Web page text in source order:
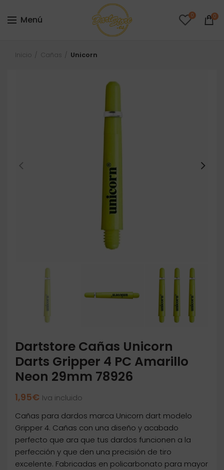
Menú 0 0
Inicio Cañas Unicorn
Dartstore Cañas Unicorn
Darts Gripper 4 PC Amarillo
Neon 29mm 78926
1,95€ Iva incluido
Cañas para dardos marca Unicorn dart modelo
Gripper 4. Cañas con una diseño y acabado
perfecto que ara que tus dardos funcionen a la
perfección y que den una precisión de tiro
excelente. Fabricadas en policarbonato para mayor